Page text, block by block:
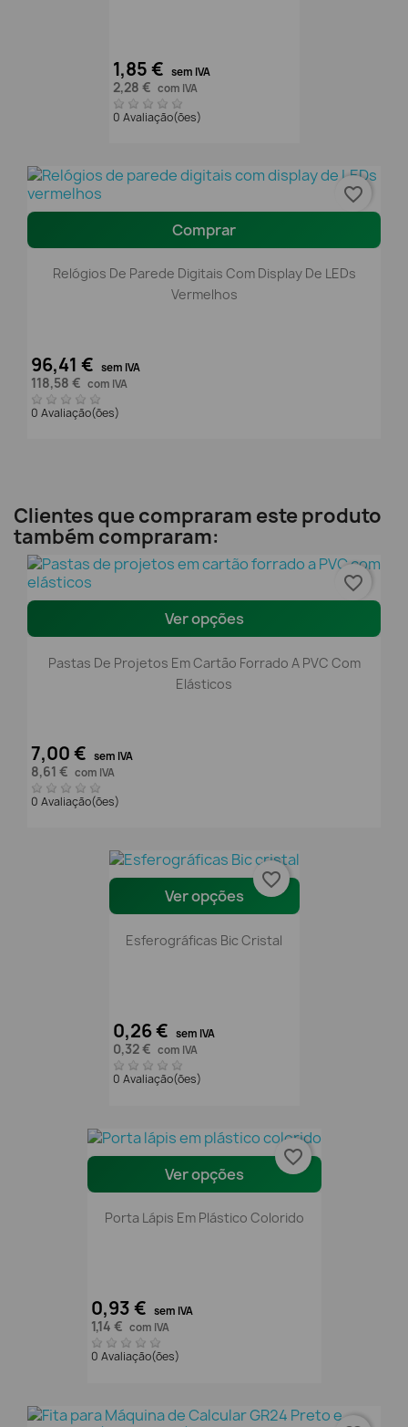
1,85 € sem IVA
2,28 € com IVA
0 Avaliação(ões)
Comprar
Relógios De Parede Digitais Com Display De LEDs
Vermelhos
96,41 € sem IVA
118,58 € com IVA
0 Avaliação(ões)
favorite_border
Clientes que compraram este produto
também compraram:
Ver opções
Pastas De Projetos Em Cartão Forrado A PVC Com
Elásticos
7,00 € sem IVA
8,61 € com IVA
0 Avaliação(ões)
favorite_border
Ver opções
Esferográficas Bic Cristal
0,26 € sem IVA
0,32 € com IVA
0 Avaliação(ões)
favorite_border
Ver opções
Porta Lápis Em Plástico Colorido
0,93 € sem IVA
1,14 € com IVA
0 Avaliação(ões)
favorite_border